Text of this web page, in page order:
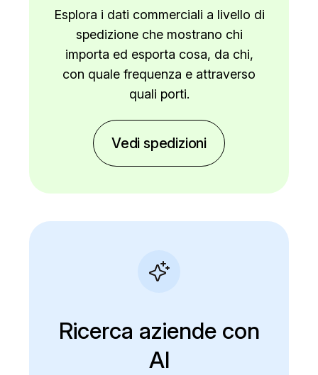
Esplora i dati commerciali a livello di
spedizione che mostrano chi
importa ed esporta cosa, da chi,
con quale frequenza e attraverso
quali porti.
Vedi spedizioni
Ricerca aziende con
AI